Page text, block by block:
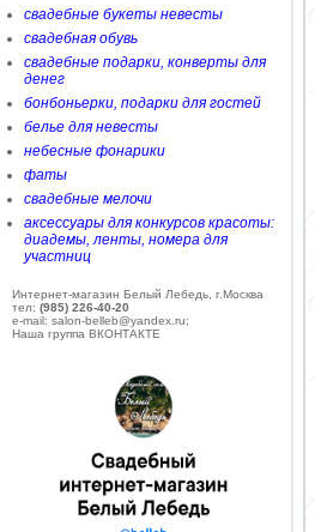
свадебные букеты невесты
свадебная обувь
свадебные подарки, конверты для
денег
бонбоньерки, подарки для гостей
белье для невесты
небесные фонарики
фаты
свадебные мелочи
аксессуары для конкурсов красоты:
диадемы, ленты, номера для
участниц
Интернет-магазин Белый Лебедь, г.Москва
тел: (985) 226-40-20
e-mail: salon-belleb@yandex.ru;
Наша группа ВКОНТАКТЕ